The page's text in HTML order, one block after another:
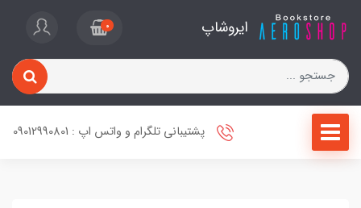
ایروشاپ 0
پشتیبانی تلگرام و واتس اپ : 09012990801